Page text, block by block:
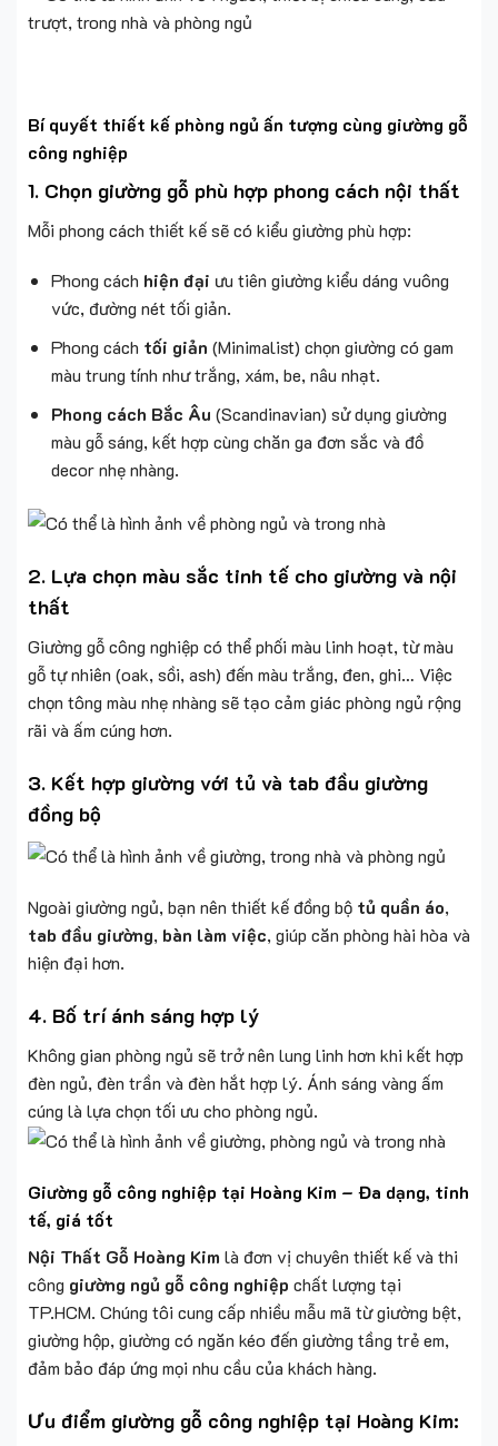
Bí quyết thiết kế phòng ngủ ấn tượng cùng giường gỗ
công nghiệp
1. Chọn giường gỗ phù hợp phong cách nội thất
Mỗi phong cách thiết kế sẽ có kiểu giường phù hợp:
Phong cách hiện đại ưu tiên giường kiểu dáng vuông
vức, đường nét tối giản.
Phong cách tối giản (Minimalist) chọn giường có gam
màu trung tính như trắng, xám, be, nâu nhạt.
Phong cách Bắc Âu (Scandinavian) sử dụng giường
màu gỗ sáng, kết hợp cùng chăn ga đơn sắc và đồ
decor nhẹ nhàng.
2. Lựa chọn màu sắc tinh tế cho giường và nội
thất
Giường gỗ công nghiệp có thể phối màu linh hoạt, từ màu
gỗ tự nhiên (oak, sồi, ash) đến màu trắng, đen, ghi… Việc
chọn tông màu nhẹ nhàng sẽ tạo cảm giác phòng ngủ rộng
rãi và ấm cúng hơn.
3. Kết hợp giường với tủ và tab đầu giường
đồng bộ
Ngoài giường ngủ, bạn nên thiết kế đồng bộ tủ quần áo,
tab đầu giường, bàn làm việc, giúp căn phòng hài hòa và
hiện đại hơn.
4. Bố trí ánh sáng hợp lý
Không gian phòng ngủ sẽ trở nên lung linh hơn khi kết hợp
đèn ngủ, đèn trần và đèn hắt hợp lý. Ánh sáng vàng ấm
cúng là lựa chọn tối ưu cho phòng ngủ.
Giường gỗ công nghiệp tại Hoàng Kim – Đa dạng, tinh
tế, giá tốt
Nội Thất Gỗ Hoàng Kim là đơn vị chuyên thiết kế và thi
công giường ngủ gỗ công nghiệp chất lượng tại
TP.HCM. Chúng tôi cung cấp nhiều mẫu mã từ giường bệt,
giường hộp, giường có ngăn kéo đến giường tầng trẻ em,
đảm bảo đáp ứng mọi nhu cầu của khách hàng.
Ưu điểm giường gỗ công nghiệp tại Hoàng Kim: